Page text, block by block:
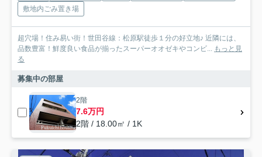
敷地内ごみ置き場
超穴場！住み易い街！世田谷線：松原駅徒歩１分の好立地♪ 近隣には、
品数豊富！鮮度良い食品が揃ったスーパーオオゼキやコンビ... もっと見
る
募集中の部屋
2階
7.6万円
2階 / 18.00㎡ / 1K